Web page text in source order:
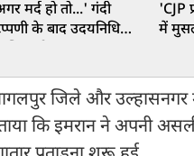
मर्द हो तो...' गंदी
के बाद उदयनिधि
'CJP
में
मचा
जिले और उल्हासनगर में
कि इमरान ने अपनी